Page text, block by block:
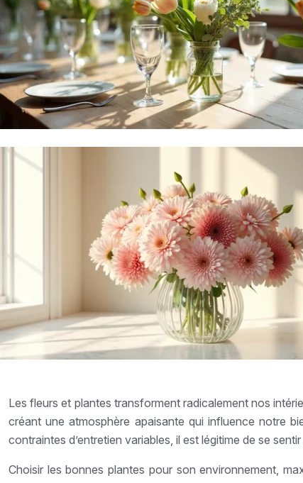
Les fleurs et plantes transforment radicalement nos
créant une atmosphère apaisante qui influence notre
contraintes d’entretien variables, il est légitime de se
Choisir les bonnes plantes pour son environnement,